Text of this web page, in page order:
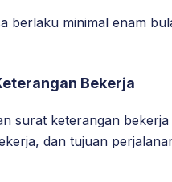
berlaku minimal enam
Bekerja
surat keterangan
dan tujuan